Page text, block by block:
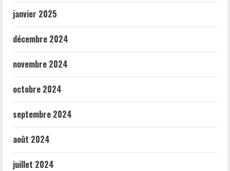
janvier 2025
décembre 2024
novembre 2024
octobre 2024
septembre 2024
août 2024
juillet 2024